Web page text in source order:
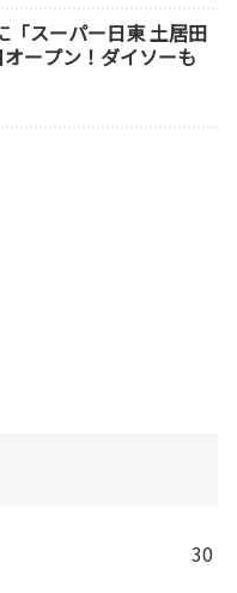
「スーパー日東 土居田
ープン！ダイソーも
30